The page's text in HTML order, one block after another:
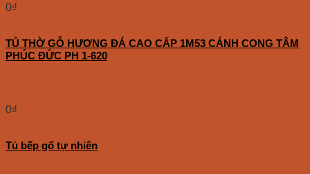
0₫
TỦ THỜ GỖ HƯƠNG ĐÁ CAO CẤP 1M53 CÁNH CONG TÂM
PHÚC ĐỨC PH 1-620
0₫
Tủ bếp gổ tự nhiên